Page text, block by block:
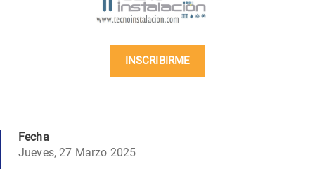
INSCRIBIRME
Fecha
Jueves, 27 Marzo 2025